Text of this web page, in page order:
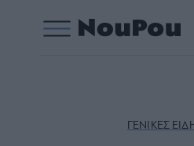
ΓΕΝΙΚΕΣ